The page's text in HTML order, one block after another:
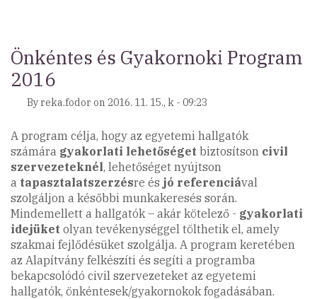
Önkéntes és Gyakornoki Program
2016
Byreka.fodor on 2016. 11. 15., k - 09:23
A program célja, hogy az egyetemi hallgatók
számára gyakorlati lehetőséget biztosítson civil
szervezeteknél, lehetőséget nyújtson
a tapasztalatszerzésre és jó referenciával
szolgáljon a későbbi munkakeresés során.
Mindemellett a hallgatók – akár kötelező - gyakorlati
idejüket olyan tevékenységgel tölthetik el, amely
szakmai fejlődésüket szolgálja. A program keretében
az Alapítvány felkészíti és segíti a programba
bekapcsolódó civil szervezeteket az egyetemi
hallgatók, önkéntesek/gyakornokok fogadásában.